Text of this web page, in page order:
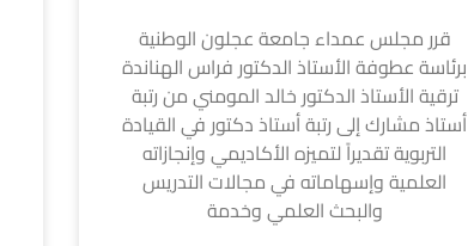
قرر مجلس عمداء جامعة عجلون الوطنية
برئاسة عطوفة الأستاذ الدكتور فراس الهناندة
ترقية الأستاذ الدكتور خالد المومني من رتبة
أستاذ مشارك إلى رتبة أستاذ دكتور في القيادة
التربوية تقديراً لتميزه الأكاديمي وإنجازاته
العلمية وإسهاماته في مجالات التدريس
والبحث العلمي وخدمة